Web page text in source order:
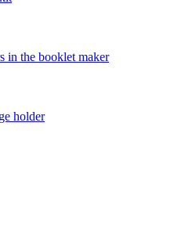
in the booklet maker
holder